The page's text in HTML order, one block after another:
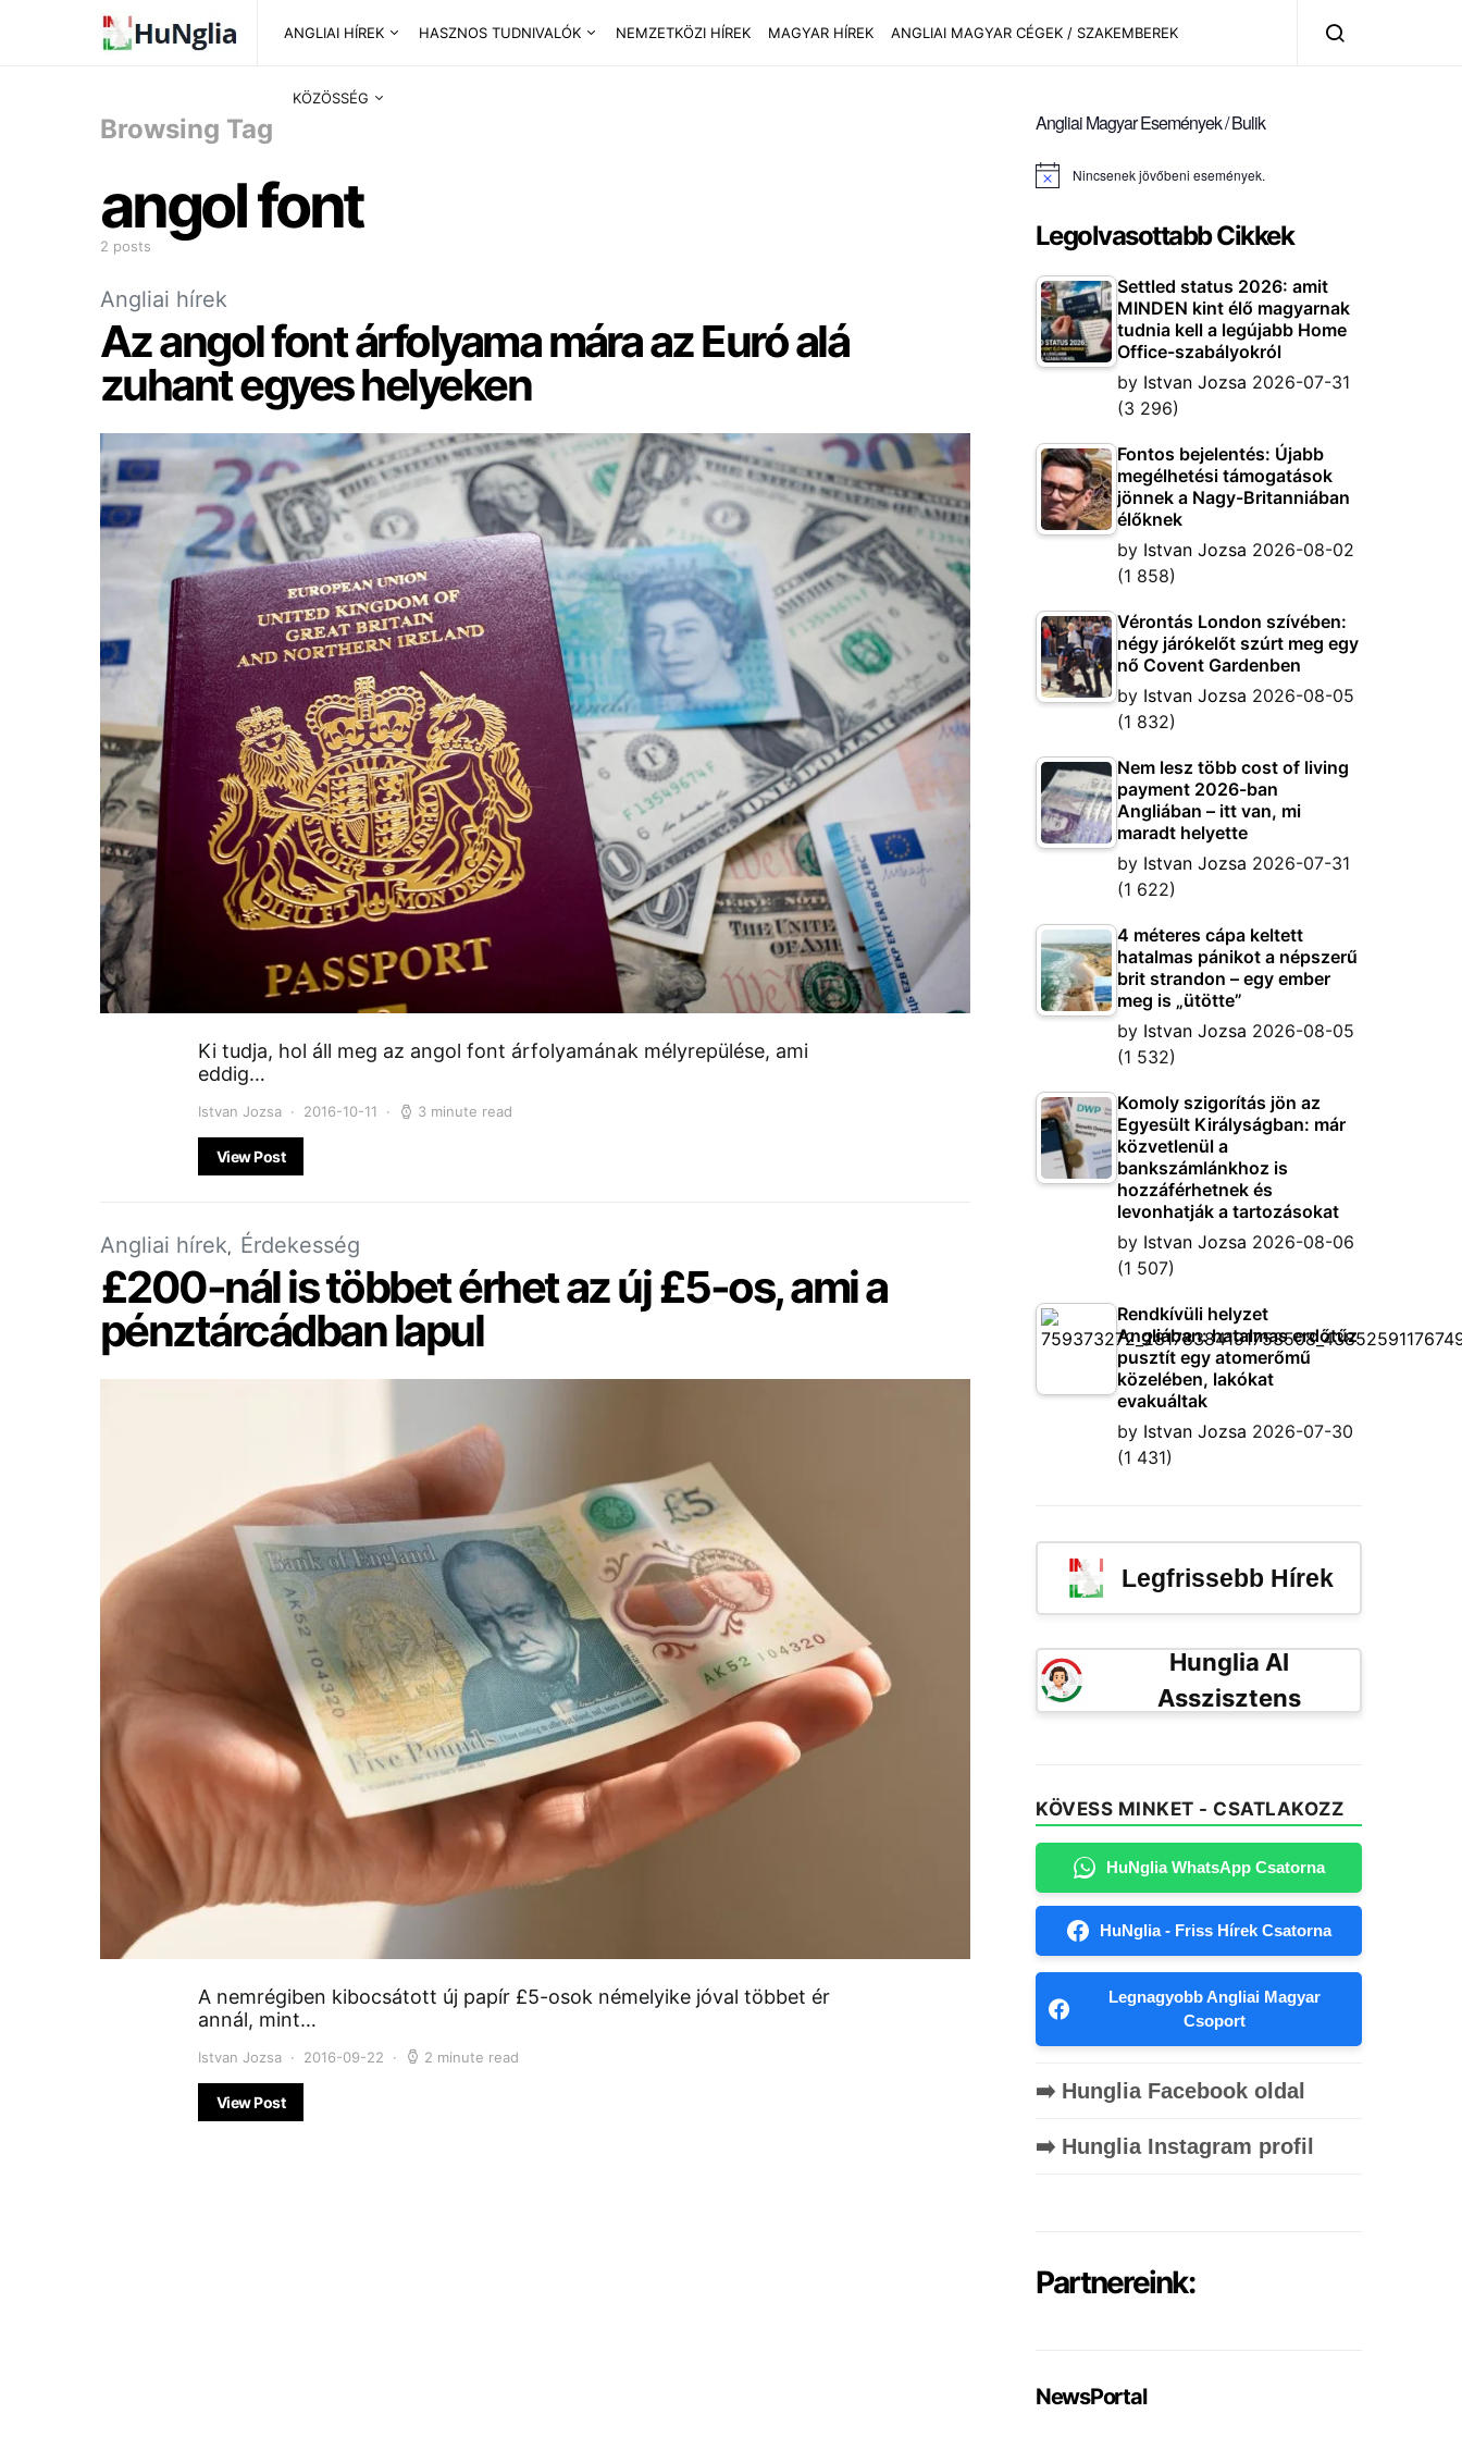
ANGLIAI HÍREK HASZNOS TUDNIVALÓK NEMZETKÖZI HÍREK MAGYAR HÍREK ANGLIAI MAGYAR CÉGEK / SZAKEMBEREK
KÖZÖSSÉG
Browsing Tag
angol font
2 posts
Angliai hírek
Az angol font árfolyama mára az Euró alá
zuhant egyes helyeken
Ki tudja, hol áll meg az angol font árfolyamának mélyrepülése, ami
eddig…
Istvan Jozsa 2016-10-11 3 minute read
View Post
Angliai hírek Érdekesség
£200-nál is többet érhet az új £5-os, ami a
pénztárcádban lapul
A nemrégiben kibocsátott új papír £5-osok némelyike jóval többet ér
annál, mint…
Istvan Jozsa 2016-09-22 2 minute read
View Post
Angliai Magyar Események / Bulik
Notice Nincsenek jövőbeni események.
Legolvasottabb Cikkek
Settled status 2026: amit
MINDEN kint élő magyarnak
tudnia kell a legújabb Home
Office-szabályokról
by Istvan Jozsa 2026-07-31
(3 296)
Fontos bejelentés: Újabb
megélhetési támogatások
jönnek a Nagy-Britanniában
élőknek
by Istvan Jozsa 2026-08-02
(1 858)
Vérontás London szívében:
négy járókelőt szúrt meg egy
nő Covent Gardenben
by Istvan Jozsa 2026-08-05
(1 832)
Nem lesz több cost of living
payment 2026-ban
Angliában – itt van, mi
maradt helyette
by Istvan Jozsa 2026-07-31
(1 622)
4 méteres cápa keltett
hatalmas pánikot a népszerű
brit strandon – egy ember
meg is „ütötte”
by Istvan Jozsa 2026-08-05
(1 532)
Komoly szigorítás jön az
Egyesült Királyságban: már
közvetlenül a
bankszámlánkhoz is
hozzáférhetnek és
levonhatják a tartozásokat
by Istvan Jozsa 2026-08-06
(1 507)
Rendkívüli helyzet
Angliában: hatalmas erdőtűz
pusztít egy atomerőmű
közelében, lakókat
evakuáltak
by Istvan Jozsa 2026-07-30
(1 431)
Legfrissebb Hírek
Hunglia AI
Asszisztens
KÖVESS MINKET - CSATLAKOZZ
HuNglia WhatsApp Csatorna
HuNglia - Friss Hírek Csatorna
Legnagyobb Angliai Magyar
Csoport
➡️ Hunglia Facebook oldal
➡️ Hunglia Instagram profil
Partnereink:
NewsPortal